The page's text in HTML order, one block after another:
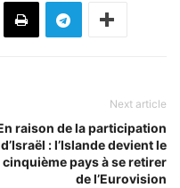
Next article
raison de la participation
d’Israël : l’Islande devient le
cinquième pays à se retirer
de l’Eurovision